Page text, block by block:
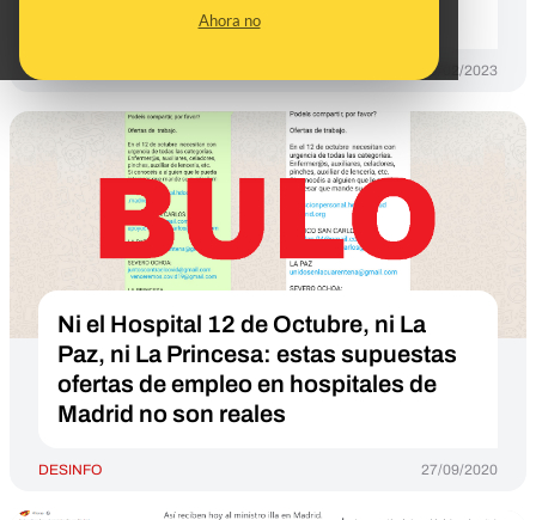
Ahora no
20/02/2023
Ni el Hospital 12 de Octubre, ni La
Paz, ni La Princesa: estas supuestas
ofertas de empleo en hospitales de
Madrid no son reales
DESINFO 27/09/2020